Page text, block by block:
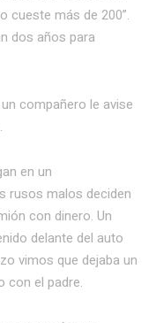
cueste más de 200”.
dos años para
compañero le avise
en un
rusos malos deciden
con dinero. Un
delante del auto
vimos que dejaba un
con el padre.